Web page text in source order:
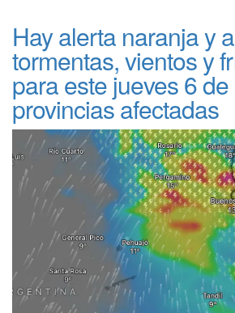
Hay alerta naranja y
tormentas, vientos y
para este jueves 6
provincias afectadas